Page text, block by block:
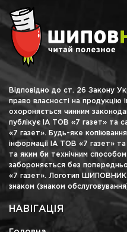
Відповідно до ст. 26 Закону
право власності на продукцію
охороняється чинним
публікує ІА ТОВ «7 газет» та
«7 газет». Будь-яке
інформації ІА ТОВ «7 газет»
та яким би технічним
забороняється без
«7 газет». Логотип ШИПОВНИК
знаком (знаком
НАВІГАЦІЯ